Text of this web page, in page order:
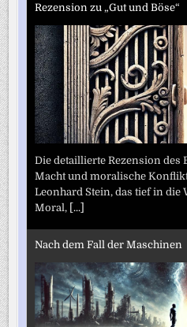
Rezension zu „Gut und Böse“
Die detaillierte Rezension des
Macht und moralische
Leonhard Stein, das tief in
Moral, [...]
Nach dem Fall der Maschinen